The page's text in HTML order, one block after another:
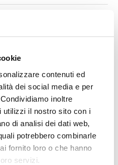
contenuti ed
dei social media e per
inoltre
utilizzi il nostro sito con i
di analisi dei dati web,
potrebbero combinarle
fornito loro o che hanno
servizi.